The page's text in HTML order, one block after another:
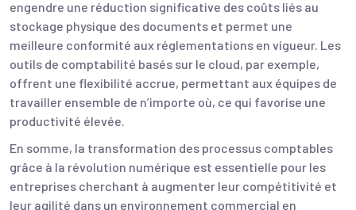
engendre une réduction significative des coûts liés au
stockage physique des documents et permet une
meilleure conformité aux réglementations en vigueur. Les
outils de comptabilité basés sur le cloud, par exemple,
offrent une flexibilité accrue, permettant aux équipes de
travailler ensemble de n’importe où, ce qui favorise une
productivité élevée.
En somme, la transformation des processus comptables
grâce à la révolution numérique est essentielle pour les
entreprises cherchant à augmenter leur compétitivité et
leur agilité dans un environnement commercial en